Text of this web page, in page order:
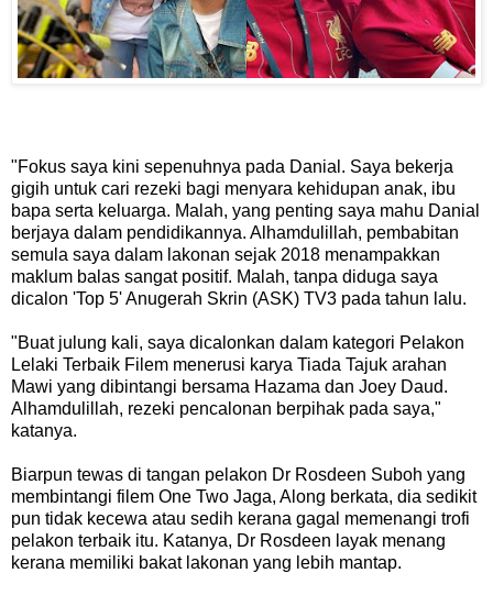
"Fokus saya kini sepenuhnya pada Danial. Saya bekerja
gigih untuk cari rezeki bagi menyara kehidupan anak, ibu
bapa serta keluarga. Malah, yang penting saya mahu Danial
berjaya dalam pendidikannya. Alhamdulillah, pembabitan
semula saya dalam lakonan sejak 2018 menampakkan
maklum balas sangat positif. Malah, tanpa diduga saya
dicalon 'Top 5' Anugerah Skrin (ASK) TV3 pada tahun lalu.
"Buat julung kali, saya dicalonkan dalam kategori Pelakon
Lelaki Terbaik Filem menerusi karya Tiada Tajuk arahan
Mawi yang dibintangi bersama Hazama dan Joey Daud.
Alhamdulillah, rezeki pencalonan berpihak pada saya,"
katanya.
Biarpun tewas di tangan pelakon Dr Rosdeen Suboh yang
membintangi filem One Two Jaga, Along berkata, dia sedikit
pun tidak kecewa atau sedih kerana gagal memenangi trofi
pelakon terbaik itu. Katanya, Dr Rosdeen layak menang
kerana memiliki bakat lakonan yang lebih mantap.